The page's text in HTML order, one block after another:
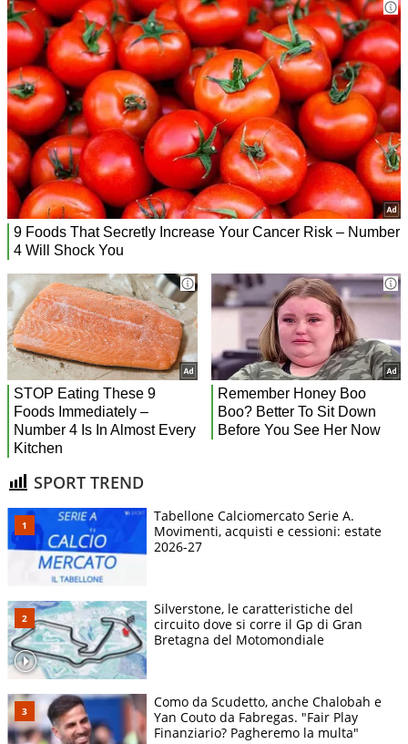
SPORT TREND
Tabellone Calciomercato Serie A.
Movimenti, acquisti e cessioni: estate
2026-27
Silverstone, le caratteristiche del
circuito dove si corre il Gp di Gran
Bretagna del Motomondiale
Como da Scudetto, anche Chalobah e
Yan Couto da Fabregas. "Fair Play
Finanziario? Pagheremo la multa"